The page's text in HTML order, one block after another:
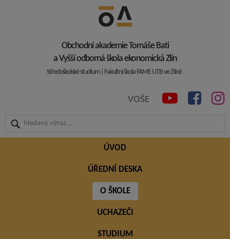
Obchodní akademie Tomáše Bati
a Vyšší odborná škola ekonomická Zlín
Středoškolské studium | Fakultní škola FAME UTB ve Zlíně
VOŠE
ÚVOD
ÚŘEDNÍ DESKA
O ŠKOLE
UCHAZEČI
STUDIUM